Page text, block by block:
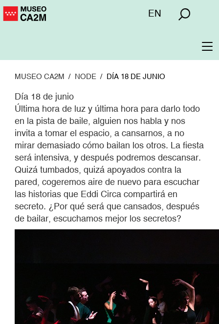
Pasar
Menú
EN
MUSEO CA2M NODE DÍA 18 DE JUNIO
Día 18 de junio
Última hora de luz y última hora para darlo todo
en la pista de baile, alguien nos habla y nos
invita a tomar el espacio, a cansarnos, a no
mirar demasiado cómo bailan los otros. La fiesta
será intensiva, y después podremos descansar.
Quizá tumbados, quizá apoyados contra la
pared, cogeremos aire de nuevo para escuchar
las historias que Eddi Circa compartirá en
secreto. ¿Por qué será que cansados, después
de bailar, escuchamos mejor los secretos?